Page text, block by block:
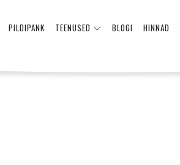
PILDIPANK TEENUSED BLOGI HINNAD